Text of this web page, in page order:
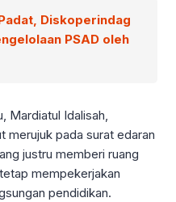
Diskoperindag
PSAD oleh
Mardiatul Idalisah,
merujuk pada surat edaran
justru memberi ruang
mempekerjakan
pendidikan.